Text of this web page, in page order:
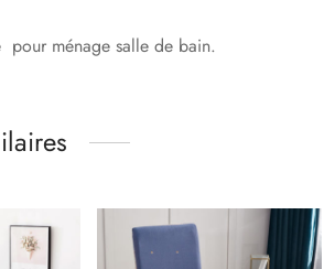
pour ménage salle de bain.